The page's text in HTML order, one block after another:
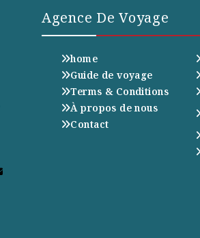
Agence De Voyage
home
Guide de voyage
Terms & Conditions
À propos de nous
Contact